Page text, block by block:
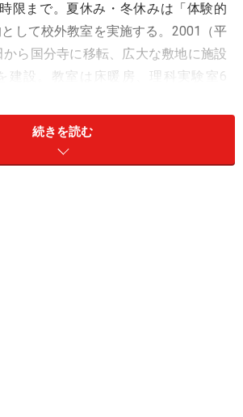
限まで。夏休み・冬休みは「体験的
して校外教室を実施する。2001（平
ら国分寺に移転、広大な敷地に施設
建設。教室は床暖房、理科実験室6
続きを読む